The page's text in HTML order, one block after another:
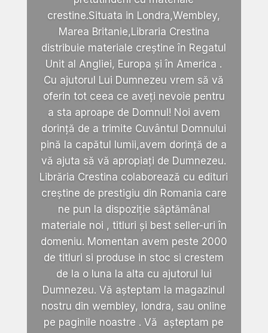
crestine.Situata in Londra,Wembley,
Marea Britanie,Libraria Crestina
distribuie materiale creștine în Regatul
Unit al Angliei, Europa și în America .
Cu ajutorul Lui Dumnezeu vrem să vă
oferin tot ceea ce aveți nevoie pentru
a sta aproape de Domnul! Noi avem
dorință de a trimite Cuvântul Domnului
pină la capătul lumii,avem dorință de a
vă ajuta să vă apropiați de Dumnezeu.
Librăria Crestina colaborează cu edituri
creștine de prestigiu din Romania care
ne pun la dispoziție săptămânal
materiale noi , titluri și best seller-uri în
domeniu. Momentan avem peste 2000
de titluri si produse in stoc si crestem
de la o luna la alta cu ajutorul lui
Dumnezeu. Vă așteptam la magazinul
nostru din wembley, londra, sau online
pe paginile noastre . Vă așteptam pe